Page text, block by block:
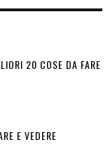
20 COSE DA FARE
E VEDERE